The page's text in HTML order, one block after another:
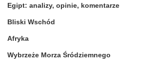
Egipt: analizy, opinie, komentarze
Bliski Wschód
Afryka
Wybrzeże Morza Śródziemnego